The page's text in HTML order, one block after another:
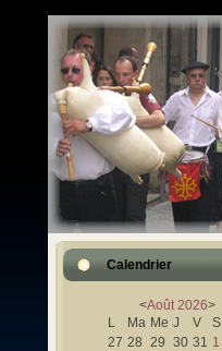
Calendrier
<Août 2026>
L
Ma Me J V S
27 28 29 30 31 1